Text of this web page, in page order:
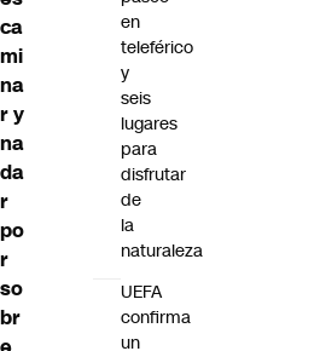
ca
mi
na
r y
na
da
r
po
r
so
br
en
teleférico
y
seis
lugares
para
disfrutar
de
la
naturaleza
UEFA
confirma
un